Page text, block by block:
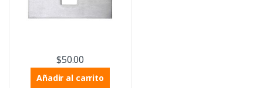
$50.00
Añadir al carrito